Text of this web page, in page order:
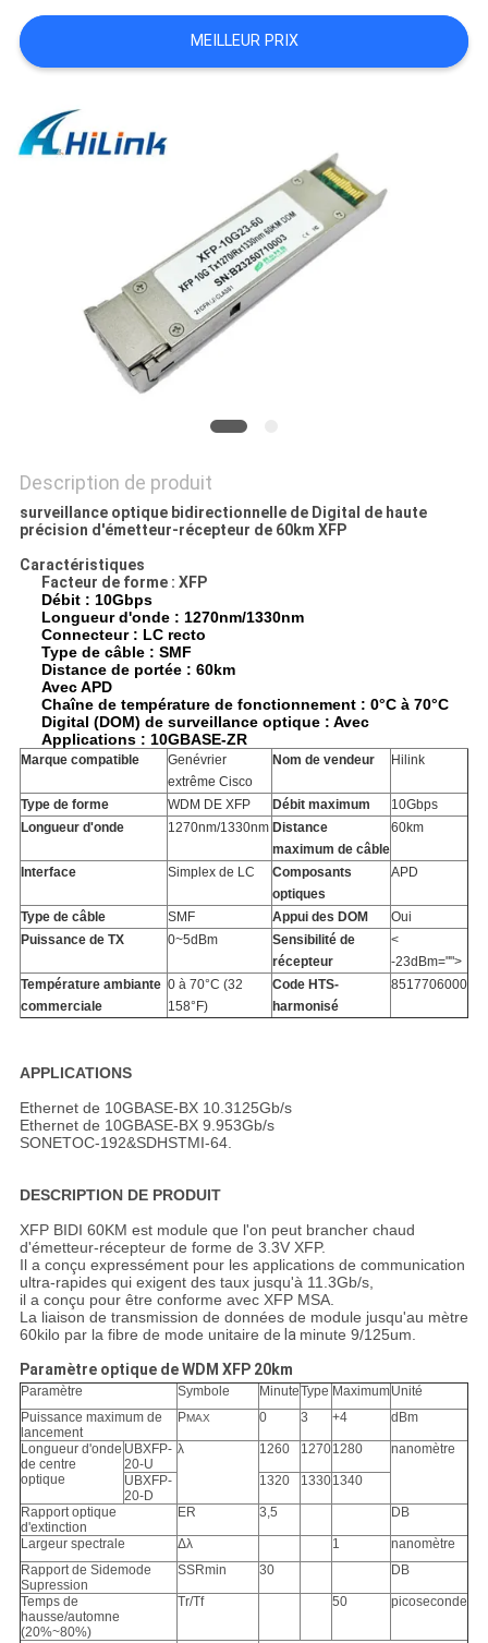
NOUS
CONTACTER
NOUVELLES
DEMANDEZ
UN DEVIS
SITE
POLITIQUE
CONFIDENTIALITÉ
MEILLEUR PRIX
Description de produit
surveillance optique bidirectionnelle de Digital de haute
précision d'émetteur-récepteur de 60km XFP
Caractéristiques
Facteur de forme : XFP
Débit : 10Gbps
Longueur d'onde : 1270nm/1330nm
Connecteur : LC recto
Type de câble : SMF
Distance de portée : 60km
Avec APD
Chaîne de température de fonctionnement : 0°C à 70°C
Digital (DOM) de surveillance optique : Avec
Applications : 10GBASE-ZR
Marque compatible
Genévrier
extrême Cisco
Nom de vendeur Hilink
Type de forme WDM DE XFP Débit maximum
10Gbps
Longueur d'onde
1270nm/1330nm Distance
maximum de câble
60km
Interface Simplex de LC
Composants
optiques
APD
Type de câble SMF Appui des DOM
Oui
Puissance de TX
0~5dBm
Sensibilité de
récepteur
<
-23dBm="">
Température ambiante
commerciale
0 à 70°C (32
158°F)
Code HTS-
harmonisé
8517706000
APPLICATIONS
Ethernetde 10GBASE-BX10.3125Gb/s
Ethernetde 10GBASE-BX9.953Gb/s
SONETOC-192&SDHSTMI-64.
DESCRIPTIONDE PRODUIT
XFP BIDI 60KM est module que l'on peut brancher chaud
d'émetteur-récepteur de forme de 3.3V XFP.
Il a conçu expressément pour les applications de communication
ultra-rapides qui exigent des taux jusqu'à 11.3Gb/s,
il a conçu pour être conforme avec XFPMSA.
La liaison de transmission de donnéesde module jusqu'au mètre
60kilo par la fibre de mode unitaire de la minute 9/125um.
Paramètre optique de WDM XFP 20km
Paramètre Symbole MinuteType MaximumUnité
Puissance maximum de
lancement
PMAX 0 3 +4 dBm
Longueur d'onde
de centre
optique
UBXFP-
20-U
λ 1260 12701280 nanomètre
UBXFP-
20-D
1320 13301340
Rapport optique
d'extinction
ER 3,5 DB
Largeur spectrale Δλ 1
nanomètre
Rapport de Sidemode
Supression
SSRmin 30 DB
Temps de
hausse/automne
(20%~80%)
Tr/Tf 50 picoseconde